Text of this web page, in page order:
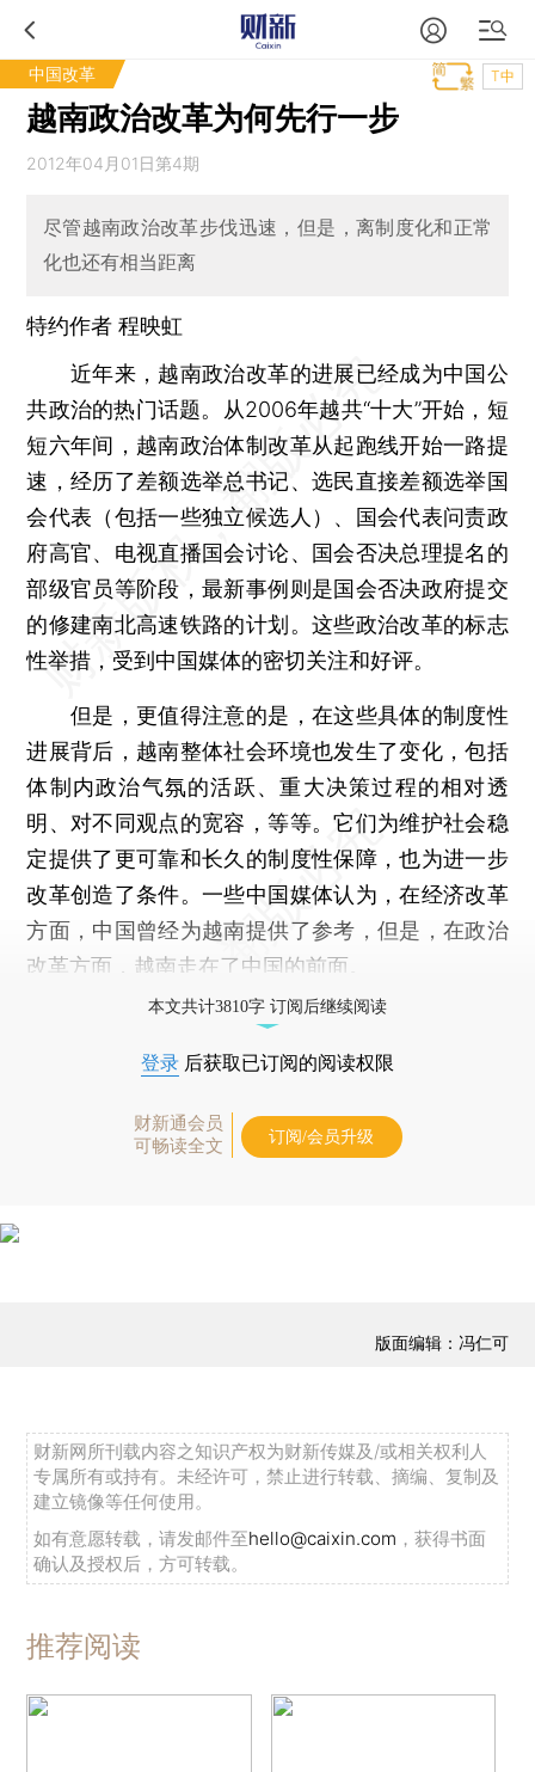
中国改革 T中
越南政治改革为何先行一步
2012年04月01日第4期
尽管越南政治改革步伐迅速，但是，离制度化和正常
化也还有相当距离
特约作者 程映虹
近年来，越南政治改革的进展已经成为中国公
共政治的热门话题。从2006年越共“十大”开始，短
短六年间，越南政治体制改革从起跑线开始一路提
速，经历了差额选举总书记、选民直接差额选举国
会代表（包括一些独立候选人）、国会代表问责政
府高官、电视直播国会讨论、国会否决总理提名的
部级官员等阶段，最新事例则是国会否决政府提交
的修建南北高速铁路的计划。这些政治改革的标志
性举措，受到中国媒体的密切关注和好评。
但是，更值得注意的是，在这些具体的制度性
进展背后，越南整体社会环境也发生了变化，包括
体制内政治气氛的活跃、重大决策过程的相对透
明、对不同观点的宽容，等等。它们为维护社会稳
定提供了更可靠和长久的制度性保障，也为进一步
改革创造了条件。一些中国媒体认为，在经济改革
方面，中国曾经为越南提供了参考，但是，在政治
改革方面，越南走在了中国的前面。
本文共计3810字 订阅后继续阅读
登录 后获取已订阅的阅读权限
财新通会员
可畅读全文
订阅/会员升级
版面编辑：冯仁可
财新网所刊载内容之知识产权为财新传媒及/或相关权利人
专属所有或持有。未经许可，禁止进行转载、摘编、复制及
建立镜像等任何使用。
如有意愿转载，请发邮件至hello@caixin.com ，获得书面
确认及授权后，方可转载。
推荐阅读